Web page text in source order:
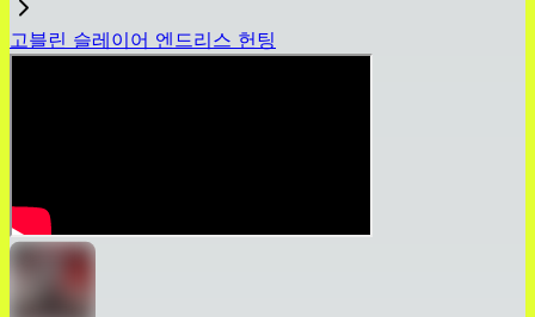
고블린 슬레이어 엔드리스 헌팅